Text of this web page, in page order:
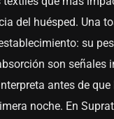
del huésped. Una
su
son señales
antes de que
noche. En